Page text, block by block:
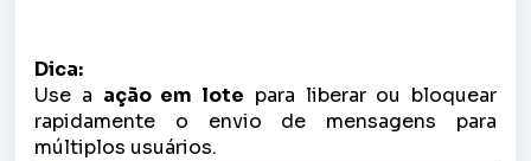
Dica:
Use a ação em lote para liberar ou bloquear
rapidamente o envio de mensagens para
múltiplos usuários.